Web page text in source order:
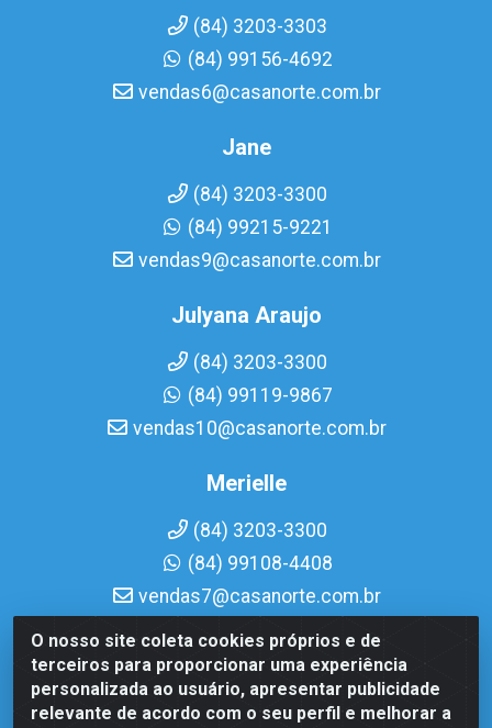
O nosso site coleta cookies próprios e de
terceiros para proporcionar uma experiência
personalizada ao usuário, apresentar publicidade
relevante de acordo com o seu perfil e melhorar a
(84) 3203-3303
(84) 99156-4692
vendas6@casanorte.com.br
Jane
(84) 3203-3300
(84) 99215-9221
vendas9@casanorte.com.br
Julyana Araujo
(84) 3203-3300
(84) 99119-9867
vendas10@casanorte.com.br
Merielle
(84) 3203-3300
(84) 99108-4408
vendas7@casanorte.com.br
Casa Norte LTDA - Av. Interventor Mário Câmara, 1815 -
Dix-Sept Rosado, Natal/RN - CEP 59054-600 - CNPJ
08.713.513/0001-51